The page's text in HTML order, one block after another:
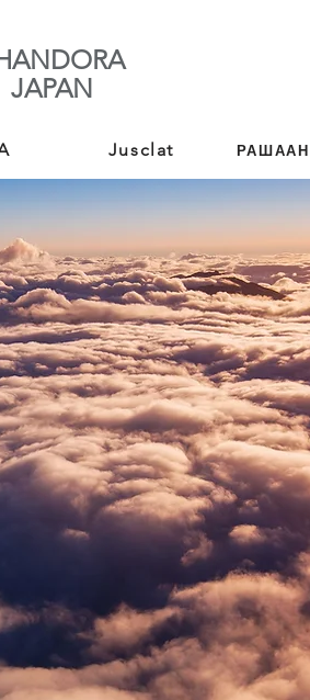
​JAPAN
Jusclat